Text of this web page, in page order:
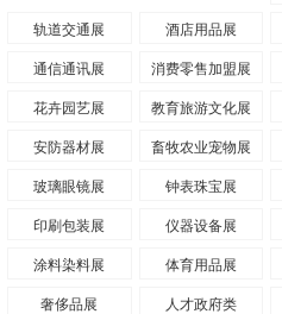
轨道交通展
酒店用品展
通信通讯展
消费零售加盟展
花卉园艺展
教育旅游文化展
安防器材展
畜牧农业宠物展
玻璃眼镜展
钟表珠宝展
印刷包装展
仪器设备展
涂料染料展
体育用品展
奢侈品展
人才政府类